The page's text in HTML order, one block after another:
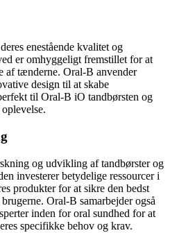
enestående kvalitet og
er omhyggeligt fremstillet for at
af tænderne. Oral-B anvender
design til at skabe
til Oral-B iO tandbørsten og
og udvikling af tandbørster og
investerer betydelige ressourcer i
produkter for at sikre den bedst
Oral-B samarbejder også
inden for oral sundhed for at
specifikke behov og krav.